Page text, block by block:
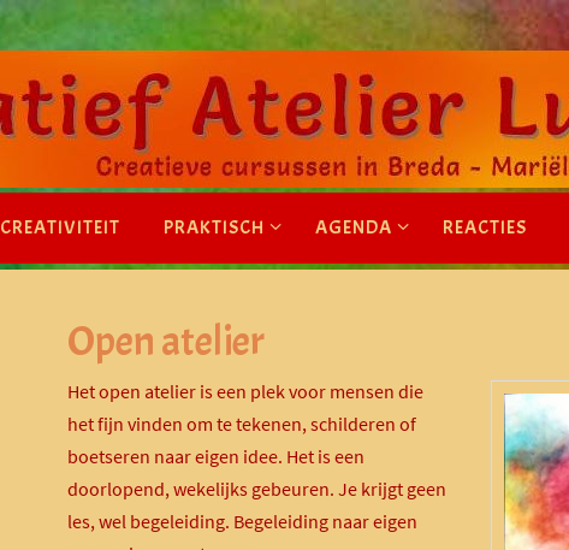
CREATIVITEIT PRAKTISCH AGENDA REACTIES
Open atelier
Het open atelier is een plek voor mensen die
het fijn vinden om te tekenen, schilderen of
boetseren naar eigen idee. Het is een
doorlopend, wekelijks gebeuren. Je krijgt geen
les, wel begeleiding. Begeleiding naar eigen